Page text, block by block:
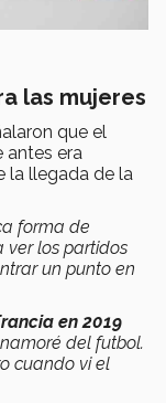
las mujeres
que el
antes era
la llegada de la
forma de
ver los partidos
un punto en
en 2019
del futbol.
cuando vi el